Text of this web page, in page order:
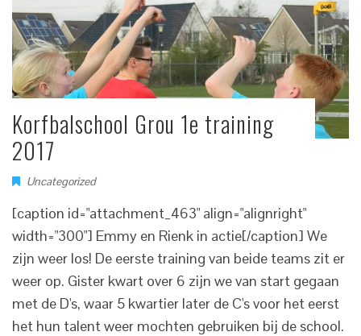
Korfbalschool Grou 1e training
2017
Uncategorized
[caption id="attachment_463" align="alignright"
width="300"] Emmy en Rienk in actie[/caption] We
zijn weer los! De eerste training van beide teams zit er
weer op. Gister kwart over 6 zijn we van start gegaan
met de D's, waar 5 kwartier later de C's voor het eerst
het hun talent weer mochten gebruiken bij de school.